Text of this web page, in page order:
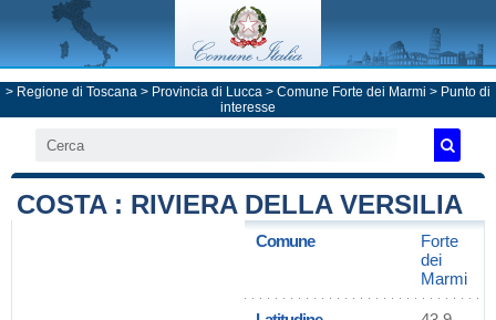
> Regione di Toscana > Provincia di Lucca > Comune Forte dei Marmi > Punto di
interesse
COSTA : RIVIERA DELLA VERSILIA
Comune
Forte
dei
Marmi